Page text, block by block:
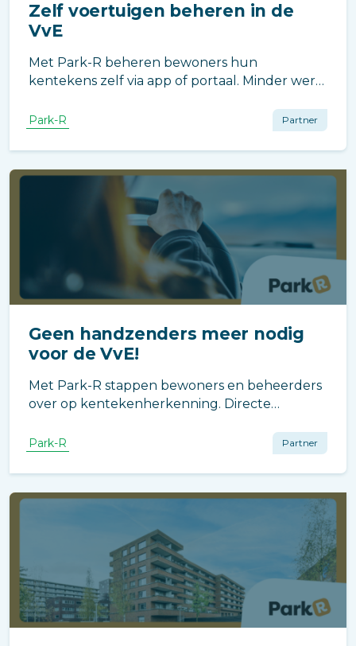
Zelf voertuigen beheren in de
VvE
Met Park-R beheren bewoners hun
kentekens zelf via app of portaal. Minder werk
voor bewoners. Eenvoudig, veilig en efficiënt.
Park-R Partner
Geen handzenders meer nodig
voor de VvE!
Met Park-R stappen bewoners en beheerders
over op kentekenherkenning. Directe
administratie en meer grip voor het bestuur.
Park-R Partner